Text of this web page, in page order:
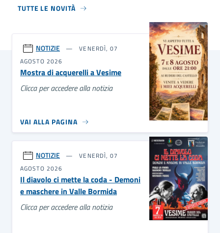
TUTTE LE NOVITÀ
NOTIZIE
VENERDÌ, 07
AGOSTO 2026
Mostra di acquerelli a Vesime
Clicca per accedere alla notizia
VAI ALLA PAGINA
NOTIZIE
VENERDÌ, 07
AGOSTO 2026
Il diavolo ci mette la coda - Demoni
e maschere in Valle Bormida
Clicca per accedere alla notizia